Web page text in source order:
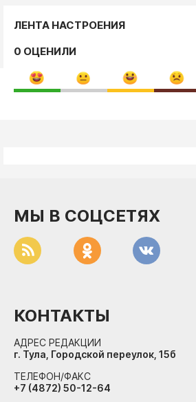
ЛЕНТА НАСТРОЕНИЯ
0 ОЦЕНИЛИ
МЫ В СОЦСЕТЯХ
КОНТАКТЫ
АДРЕС РЕДАКЦИИ
г. Тула, Городской переулок, 15б
ТЕЛЕФОН/ФАКС
+7 (4872) 50-12-64